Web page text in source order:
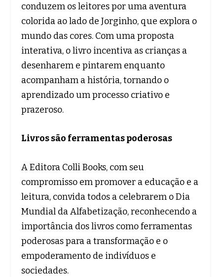
conduzem os leitores por uma aventura
colorida ao lado de Jorginho, que explora o
mundo das cores. Com uma proposta
interativa, o livro incentiva as crianças a
desenharem e pintarem enquanto
acompanham a história, tornando o
aprendizado um processo criativo e
prazeroso.
Livros são ferramentas poderosas
A Editora Colli Books, com seu
compromisso em promover a educação e a
leitura, convida todos a celebrarem o Dia
Mundial da Alfabetização, reconhecendo a
importância dos livros como ferramentas
poderosas para a transformação e o
empoderamento de indivíduos e
sociedades.